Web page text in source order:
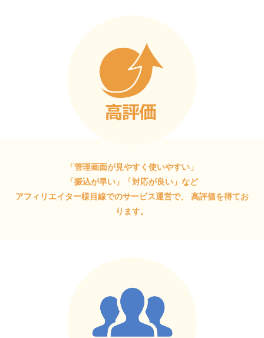
「管理画面が見やすく使いやすい」
「振込が早い」「対応が良い」など
アフィリエイター様目線でのサービス運営で、
高評価を得てお
ります。